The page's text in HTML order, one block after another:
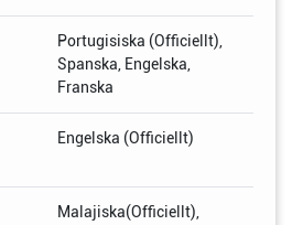
Portugisiska (Officiellt),
Spanska, Engelska,
Franska
Engelska (Officiellt)
Malajiska(Officiellt),